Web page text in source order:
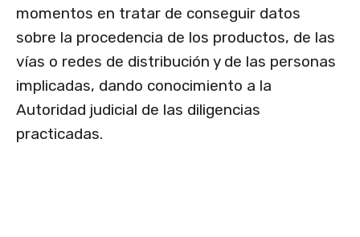
momentos en tratar de conseguir datos
sobre la procedencia de los productos, de las
vías o redes de distribución y de las personas
implicadas, dando conocimiento a la
Autoridad judicial de las diligencias
practicadas.